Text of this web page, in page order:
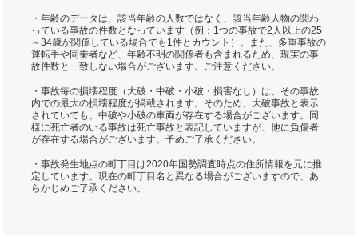
・年齢のデータは、該当年齢の人数ではなく、該当年齢人物の関わ
っている事故の件数となっています（例：1つの事故で2人以上の25
～34歳が関係している場合でも1件とカウント）。また、多重事故の
運転手や同乗者など、年齢不明の関係者も含まれるため、現実の事
故件数と一致しない場合がございます。ご注意ください。
・事故毎の損壊程度（大破・中破・小破・損害なし）は、その事故
内での最大の損壊程度が掲載されます。そのため、大破事故と表示
されていても、中破や小破の車両が存在する場合がございます。同
様に死亡者のいる事故は死亡事故と表記していますが、他に負傷者
が存在する場合がございます。予めご了承ください。
・事故発生地点の町丁目は2020年国勢調査時点の住所情報を元に推
定しています。現在の町丁目名と異なる場合がございますので、あ
らかじめご了承ください。